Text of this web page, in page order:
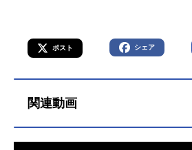
ポスト シェア
関連動画